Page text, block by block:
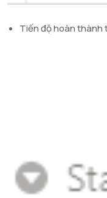
Tiến độ hoàn thành